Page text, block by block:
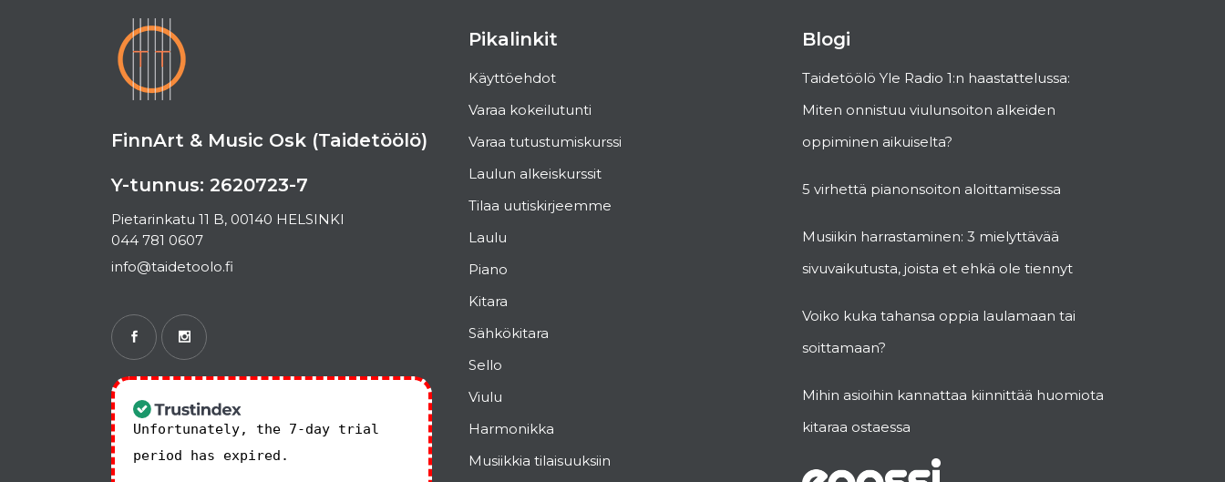
FinnArt & Music Osk (Taidetöölö)
Y-tunnus: 2620723-7
Pietarinkatu 11 B, 00140 HELSINKI
044 781 0607
info@taidetoolo.fi
Unfortunately, the 7-day trial
period has expired.
Pikalinkit
Käyttöehdot
Varaa kokeilutunti
Varaa tutustumiskurssi
Laulun alkeiskurssit
Tilaa uutiskirjeemme
Laulu
Piano
Kitara
Sähkökitara
Sello
Viulu
Harmonikka
Musiikkia tilaisuuksiin
Blogi
Taidetöölö Yle Radio 1:n haastattelussa:
Miten onnistuu viulunsoiton alkeiden
oppiminen aikuiselta?
5 virhettä pianonsoiton aloittamisessa
Musiikin harrastaminen: 3 mielyttävää
sivuvaikutusta, joista et ehkä ole tiennyt
Voiko kuka tahansa oppia laulamaan tai
soittamaan?
Mihin asioihin kannattaa kiinnittää huomiota
kitaraa ostaessa